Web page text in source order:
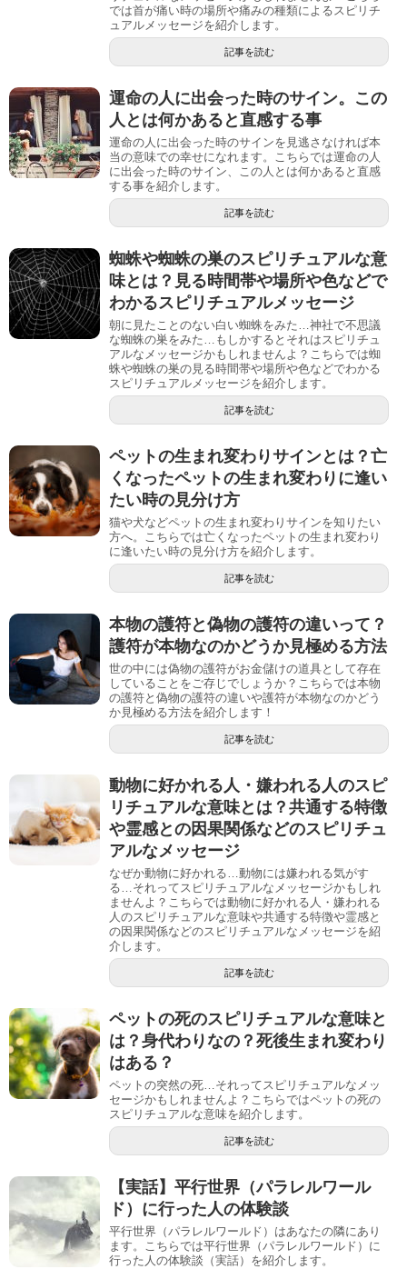
では首が痛い時の場所や痛みの種類によるスピリチ
ュアルメッセージを紹介します。
記事を読む
運命の人に出会った時のサイン。この
人とは何かあると直感する事
運命の人に出会った時のサインを見逃さなければ本
当の意味での幸せになれます。こちらでは運命の人
に出会った時のサイン、この人とは何かあると直感
する事を紹介します。
記事を読む
蜘蛛や蜘蛛の巣のスピリチュアルな意
味とは？見る時間帯や場所や色などで
わかるスピリチュアルメッセージ
朝に見たことのない白い蜘蛛をみた…神社で不思議
な蜘蛛の巣をみた…もしかするとそれはスピリチュ
アルなメッセージかもしれませんよ？こちらでは蜘
蛛や蜘蛛の巣の見る時間帯や場所や色などでわかる
スピリチュアルメッセージを紹介します。
記事を読む
ペットの生まれ変わりサインとは？亡
くなったペットの生まれ変わりに逢い
たい時の見分け方
猫や犬などペットの生まれ変わりサインを知りたい
方へ。こちらでは亡くなったペットの生まれ変わり
に逢いたい時の見分け方を紹介します。
記事を読む
本物の護符と偽物の護符の違いって？
護符が本物なのかどうか見極める方法
世の中には偽物の護符がお金儲けの道具として存在
していることをご存じでしょうか？こちらでは本物
の護符と偽物の護符の違いや護符が本物なのかどう
か見極める方法を紹介します！
記事を読む
動物に好かれる人・嫌われる人のスピ
リチュアルな意味とは？共通する特徴
や霊感との因果関係などのスピリチュ
アルなメッセージ
なぜか動物に好かれる…動物には嫌われる気がす
る…それってスピリチュアルなメッセージかもしれ
ませんよ？こちらでは動物に好かれる人・嫌われる
人のスピリチュアルな意味や共通する特徴や霊感と
の因果関係などのスピリチュアルなメッセージを紹
介します。
記事を読む
ペットの死のスピリチュアルな意味と
は？身代わりなの？死後生まれ変わり
はある？
ペットの突然の死…それってスピリチュアルなメッ
セージかもしれませんよ？こちらではペットの死の
スピリチュアルな意味を紹介します。
記事を読む
【実話】平行世界（パラレルワール
ド）に行った人の体験談
平行世界（パラレルワールド）はあなたの隣にあり
ます。こちらでは平行世界（パラレルワールド）に
行った人の体験談（実話）を紹介します。